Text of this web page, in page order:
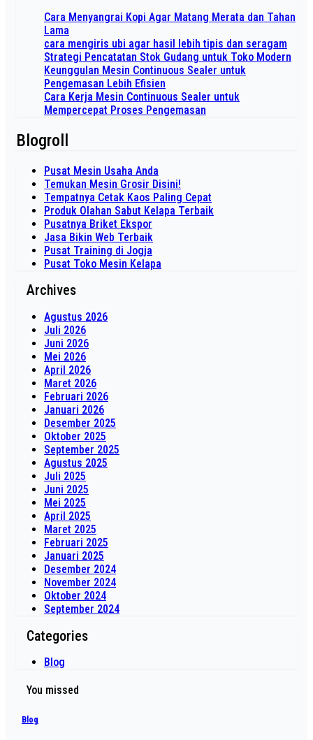
Cara Menyangrai Kopi Agar Matang Merata dan Tahan
Lama
cara mengiris ubi agar hasil lebih tipis dan seragam
Strategi Pencatatan Stok Gudang untuk Toko Modern
Keunggulan Mesin Continuous Sealer untuk
Pengemasan Lebih Efisien
Cara Kerja Mesin Continuous Sealer untuk
Mempercepat Proses Pengemasan
Blogroll
Pusat Mesin Usaha Anda
Temukan Mesin Grosir Disini!
Tempatnya Cetak Kaos Paling Cepat
Produk Olahan Sabut Kelapa Terbaik
Pusatnya Briket Ekspor
Jasa Bikin Web Terbaik
Pusat Training di Jogja
Pusat Toko Mesin Kelapa
Archives
Agustus 2026
Juli 2026
Juni 2026
Mei 2026
April 2026
Maret 2026
Februari 2026
Januari 2026
Desember 2025
Oktober 2025
September 2025
Agustus 2025
Juli 2025
Juni 2025
Mei 2025
April 2025
Maret 2025
Februari 2025
Januari 2025
Desember 2024
November 2024
Oktober 2024
September 2024
Categories
Blog
You missed
Blog